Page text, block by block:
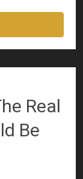
Real
Be